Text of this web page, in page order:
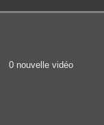
0 nouvelle vidéo